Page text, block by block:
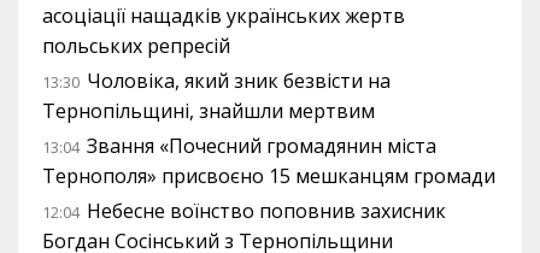
асоціації нащадків українських жертв
польських репресій
13:30 Чоловіка, який зник безвісти на
Тернопільщині, знайшли мертвим
13:04 Звання «Почесний громадянин міста
Тернополя» присвоєно 15 мешканцям громади
12:04 Небесне воїнство поповнив захисник
Богдан Сосінський з Тернопільщини